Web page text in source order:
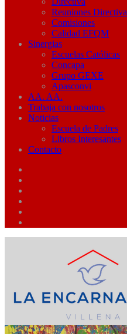
Reuniones Directiva
Comisiones
Calidad EFQM
Sinergias
Escuelas Católicas
Concapa
Grupo GEXE
Apasconvi
AA. AA.
Trabaja con nosotros
Noticias
Escuela de Padres
Libros Interesantes
Contacto